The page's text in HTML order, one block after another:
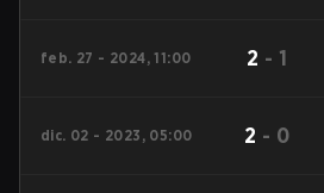
feb. 27 - 2024, 11:00 2 - 1
dic. 02 - 2023, 05:00 2 - 0